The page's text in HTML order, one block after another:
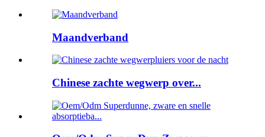
Maandverband
Chinese zachte wegwerp over...